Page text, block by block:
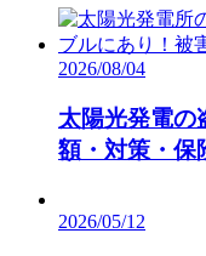
実数値に基づいた「持
けすることを約束しま
2026/08/04
太陽光発電の
額・対策・保
2026/05/12